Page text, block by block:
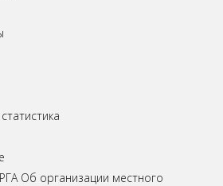
Об организации местного